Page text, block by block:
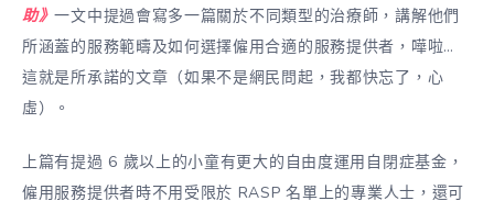
助》一文中提過會寫多一篇關於不同類型的治療師，講解他們
所涵蓋的服務範疇及如何選擇僱用合適的服務提供者，嘩啦…
這就是所承諾的文章（如果不是網民問起，我都快忘了，心
虛）。
上篇有提過 6 歲以上的小童有更大的自由度運用自閉症基金，
僱用服務提供者時不用受限於 RASP 名單上的專業人士，還可